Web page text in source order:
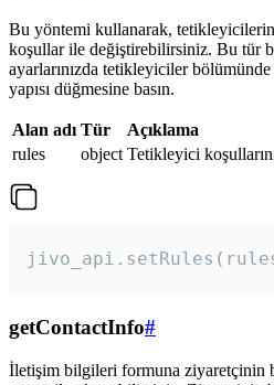
Bu yöntemi kullanarak, tetikleyicilerin
koşullar ile değiştirebilirsiniz. Bu tür
ayarlarınızda tetikleyiciler
yapısı düğmesine basın.
Alan adı Tür
Açıklama
rules
object Tetikleyici
getContactInfo#
İletişim bilgileri formuna ziyaretçinin